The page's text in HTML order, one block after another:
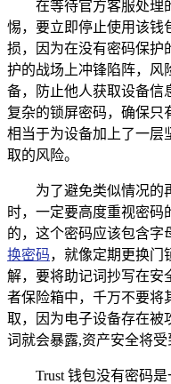
在等待官方客服处理
惕，要立即停止使用该钱
损，因为在没有密码保护
护的战场上冲锋陷阵，风
备，防止他人获取设备信
复杂的锁屏密码，确保只
相当于为设备加上了一层
取的风险。
为了避免类似情况的
时，一定要高度重视密码
的，这个密码应该包含字
换密码，就像定期更换门
解，要将助记词抄写在安
者保险箱中，千万不要将
取，因为电子设备存在被
词就会暴露,资产安全将受
Trust 钱包没有密码